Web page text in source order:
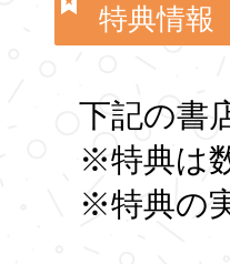
特典情報
下記の書
※特典は
※特典の